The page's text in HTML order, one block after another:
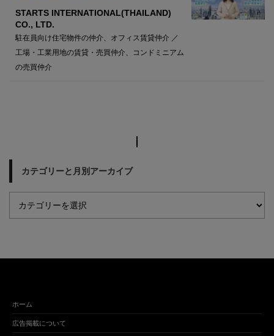
STARTS INTERNATIONAL(THAILAND)
CO., LTD.
駐在員向け住宅物件の仲介、オフィス賃貸仲介 ／
工場・工業用地の賃貸・売買仲介、コンドミニアム
の売買仲介
カテゴリーと月別アーカイブ
ホーム
広告掲載について